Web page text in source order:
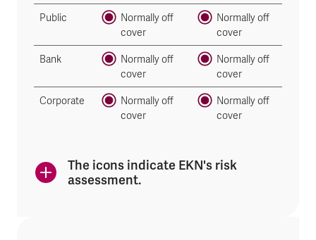
Public
Normally off
cover
Normally off
cover
Bank
Normally off
cover
Normally off
cover
Corporate
Normally off
cover
Normally off
cover
The icons indicate EKN's risk
assessment.